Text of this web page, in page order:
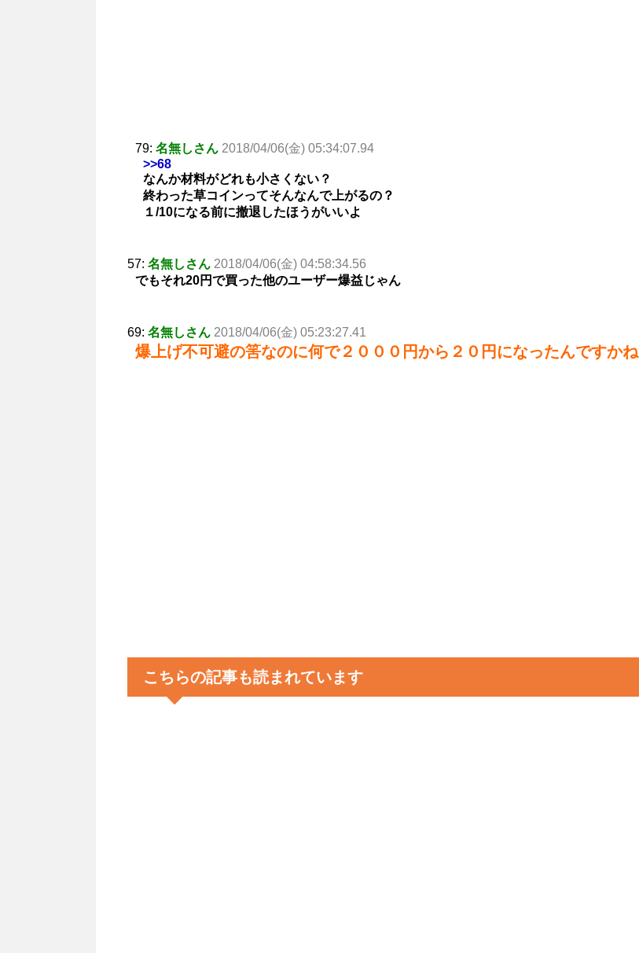
79: 名無しさん 2018/04/06(金) 05:34:07.94
>>68
なんか材料がどれも小さくない？
終わった草コインってそんなんで上がるの？
１/10になる前に撤退したほうがいいよ
57: 名無しさん 2018/04/06(金) 04:58:34.56
でもそれ20円で買った他のユーザー爆益じゃん
69: 名無しさん 2018/04/06(金) 05:23:27.41
爆上げ不可避の筈なのに何で２０００円から２０円になったんですかね
こちらの記事も読まれています